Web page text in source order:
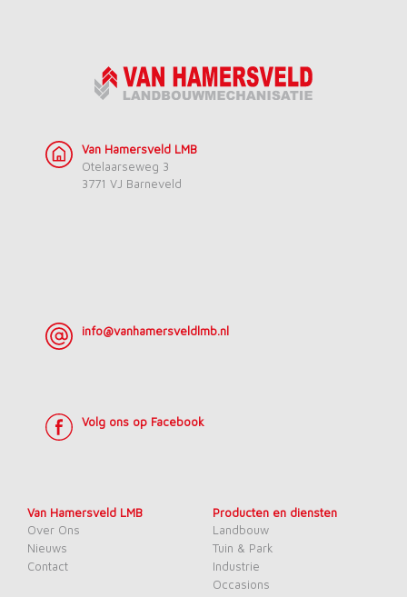
Van Hamersveld LMB
Otelaarseweg 3
3771 VJ Barneveld
info@vanhamersveldlmb.nl
Volg ons op Facebook
Van Hamersveld LMB
Over Ons
Nieuws
Contact
Producten en diensten
Landbouw
Tuin & Park
Industrie
Occasions